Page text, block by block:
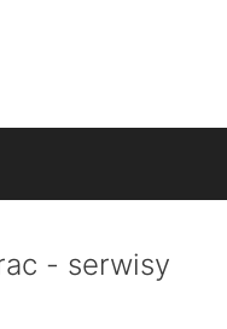
- serwisy